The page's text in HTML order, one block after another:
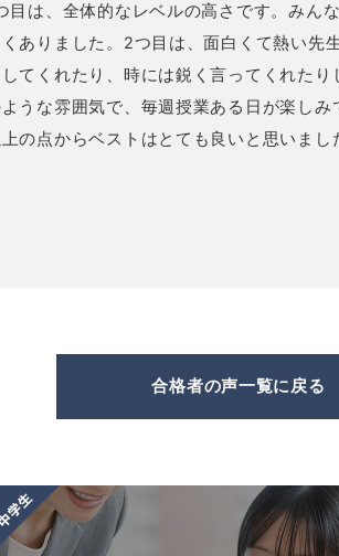
目は、全体的なレベルの高さです。みん
ありました。2つ目は、面白くて熱い先
してくれたり、時には鋭く言ってくれた
うな雰囲気で、毎週授業ある日が楽しみ
の点からベストはとても良いと思いまし
合格者の声一覧に戻る